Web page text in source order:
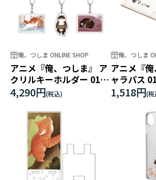
俺、つしま ONLINE SHOP
アニメ『俺、つしま』 ア
クリルキーホルダー 01
BOX (全5種）
4,290円
俺、つしま
アニメ『
ャラパス
ザイン
1,518円